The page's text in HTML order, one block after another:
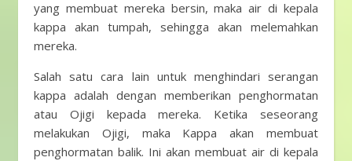
yang membuat mereka bersin, maka air di kepala
kappa akan tumpah, sehingga akan melemahkan
mereka.
Salah satu cara lain untuk menghindari serangan
kappa adalah dengan memberikan penghormatan
atau Ojigi kepada mereka. Ketika seseorang
melakukan Ojigi, maka Kappa akan membuat
penghormatan balik. Ini akan membuat air di kepala